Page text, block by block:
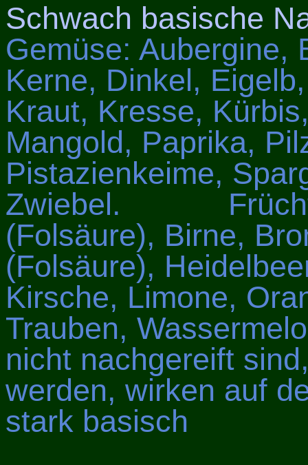
Schwach basische
Gemüse: Aubergine,
Kerne, Dinkel,
Kraut, Kresse,
Mangold, Paprika,
Pistazienkeime,
Zwiebel. Früchte:
(Folsäure), Birne,
(Folsäure),
Kirsche, Limone,
Trauben,
nicht nachgereift
werden, wirken auf
stark basisch